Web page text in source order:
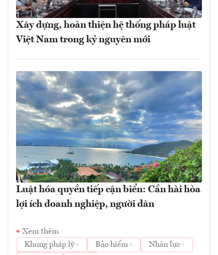
Xây dựng, hoàn thiện hệ thống pháp luật
Việt Nam trong kỷ nguyên mới
Luật hóa quyền tiếp cận biển: Cần hài hòa
lợi ích doanh nghiệp, người dân
Xem thêm
Khung pháp lý
Bảo hiểm
Nhân lực